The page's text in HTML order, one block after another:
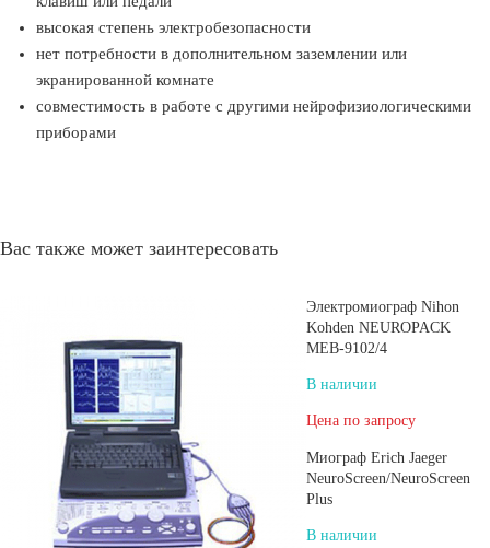
высокая степень электробезопасности
нет потребности в дополнительном заземлении или
экранированной комнате
совместимость в работе с другими нейрофизиологическими
приборами
Вас также может заинтересовать
Электромиограф Nihon
Kohden NEUROPACK
MEB-9102/4
В наличии
Цена по запросу
Миограф Erich Jaeger
NeuroScreen/NeuroScreen
Plus
В наличии